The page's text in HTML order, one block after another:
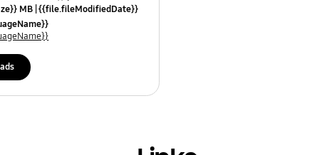
MB {{file.fileModifiedDate}}